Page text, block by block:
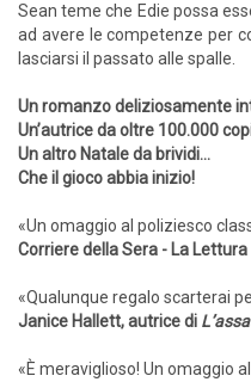
Sean teme che Edie possa
ad avere le competenze per
lasciarsi il passato alle spalle.
Un romanzo deliziosamente
Un’autrice da oltre 100.000
Un altro Natale da brividi...
Che il gioco abbia inizio!
«Un omaggio al poliziesco
Corriere della Sera - La Lettura
«Qualunque regalo scarterai
Janice Hallett, autrice di
«È meraviglioso! Un omaggio